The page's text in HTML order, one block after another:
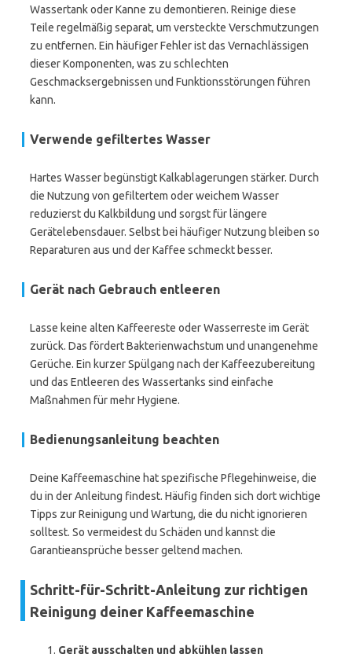
Wassertank oder Kanne zu demontieren. Reinige diese
Teile regelmäßig separat, um versteckte Verschmutzungen
zu entfernen. Ein häufiger Fehler ist das Vernachlässigen
dieser Komponenten, was zu schlechten
Geschmacksergebnissen und Funktionsstörungen führen
kann.
Verwende gefiltertes Wasser
Hartes Wasser begünstigt Kalkablagerungen stärker. Durch
die Nutzung von gefiltertem oder weichem Wasser
reduzierst du Kalkbildung und sorgst für längere
Gerätelebensdauer. Selbst bei häufiger Nutzung bleiben so
Reparaturen aus und der Kaffee schmeckt besser.
Gerät nach Gebrauch entleeren
Lasse keine alten Kaffeereste oder Wasserreste im Gerät
zurück. Das fördert Bakterienwachstum und unangenehme
Gerüche. Ein kurzer Spülgang nach der Kaffeezubereitung
und das Entleeren des Wassertanks sind einfache
Maßnahmen für mehr Hygiene.
Bedienungsanleitung beachten
Deine Kaffeemaschine hat spezifische Pflegehinweise, die
du in der Anleitung findest. Häufig finden sich dort wichtige
Tipps zur Reinigung und Wartung, die du nicht ignorieren
solltest. So vermeidest du Schäden und kannst die
Garantieansprüche besser geltend machen.
Schritt-für-Schritt-Anleitung zur richtigen
Reinigung deiner Kaffeemaschine
Gerät ausschalten und abkühlen lassen